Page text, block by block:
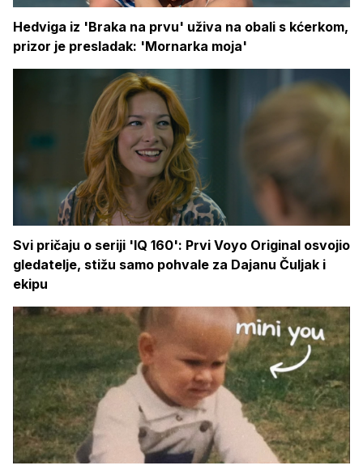
Hedviga iz 'Braka na prvu' uživa na obali s kćerkom,
prizor je presladak: 'Mornarka moja'
Svi pričaju o seriji 'IQ 160': Prvi Voyo Original osvojio
gledatelje, stižu samo pohvale za Dajanu Čuljak i
ekipu